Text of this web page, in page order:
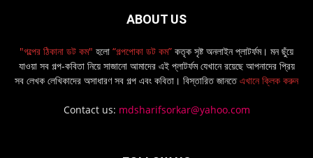
ABOUT US
"গল্পের ঠিকানা ডট কম" হলো “গল্পপোকা ডট কম” কতৃক সৃষ্ট অনলাইন প্লাটর্ফম। মন ছুঁয়ে
যাওয়া সব গল্প-কবিতা নিয়ে সাজানো আমাদের এই প্লাটর্ফম যেখানে রয়েছে আপনাদের প্রিয়
সব লেখক লেখিকাদের অসাধারণ সব গল্প এবং কবিতা। বিস্তারিত জানতেএখানে ক্লিক করুন
Contact us: mdsharifsorkar@yahoo.com